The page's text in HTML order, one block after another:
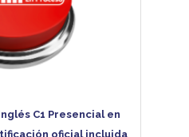
C1 Presencial en
oficial incluida